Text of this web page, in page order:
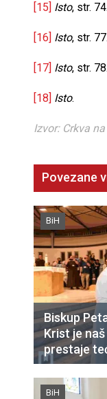
[15] Isto, str. 74.
[16] Isto, str. 77.
[17] Isto, str. 78.
[18] Isto.
Izvor: Crkva
Povezane
BiH
Biskup
Krist je
prestaje
BiH